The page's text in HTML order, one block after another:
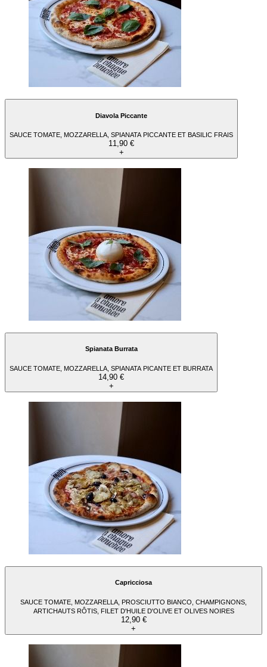
Diavola Piccante
SAUCE TOMATE, MOZZARELLA, SPIANATA PICCANTE ET BASILIC FRAIS
11,90 €
+
Spianata Burrata
SAUCE TOMATE, MOZZARELLA, SPIANATA PICANTE ET BURRATA
14,90 €
+
Capricciosa
SAUCE TOMATE, MOZZARELLA, PROSCIUTTO BIANCO, CHAMPIGNONS,
ARTICHAUTS RÔTIS, FILET D'HUILE D'OLIVE ET OLIVES NOIRES
12,90 €
+